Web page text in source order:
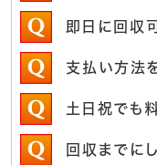
即日に回収
支払い方法
土日祝でも
回収までに